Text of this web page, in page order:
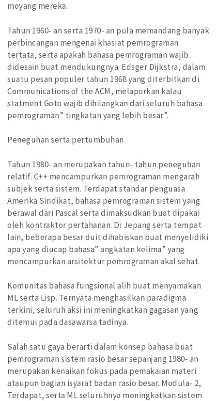
moyang mereka.
Tahun 1960- an serta 1970- an pula memandang banyak
perbincangan mengenai khasiat pemrograman
tertata, serta apakah bahasa pemrograman wajib
didesain buat mendukungnya. Edsger Dijkstra, dalam
suatu pesan populer tahun 1968 yang diterbitkan di
Communications of the ACM, melaporkan kalau
statment Goto wajib dihilangkan dari seluruh bahasa
pemrograman” tingkatan yang lebih besar”.
Peneguhan serta pertumbuhan
Tahun 1980- an merupakan tahun- tahun peneguhan
relatif. C++ mencampurkan pemrograman mengarah
subjek serta sistem. Terdapat standar penguasa
Amerika Sindikat, bahasa pemrograman sistem yang
berawal dari Pascal serta dimaksudkan buat dipakai
oleh kontraktor pertahanan. Di Jepang serta tempat
lain, beberapa besar duit dihabiskan buat menyelidiki
apa yang diucap bahasa” angkatan kelima” yang
mencampurkan arsitektur pemrograman akal sehat.
Komunitas bahasa fungsional alih buat menyamakan
ML serta Lisp. Ternyata menghasilkan paradigma
terkini, seluruh aksi ini meningkatkan gagasan yang
ditemui pada dasawarsa tadinya.
Salah satu gaya berarti dalam konsep bahasa buat
pemrograman sistem rasio besar sepanjang 1980- an
merupakan kenaikan fokus pada pemakaian materi
ataupun bagian isyarat badan rasio besar. Modula- 2,
Terdapat, serta ML seluruhnya meningkatkan sistem